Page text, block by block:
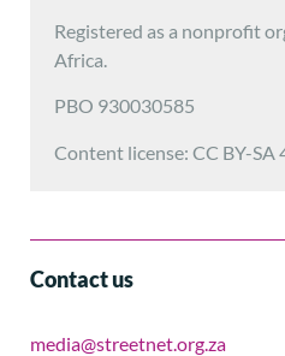
Registered as a nonprofit
Africa.
PBO 930030585
Content license: CC BY-SA
Contact us
media@streetnet.org.za